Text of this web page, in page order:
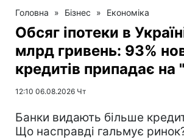
Головна » Бізнес » Економіка
Обсяг іпотеки в
млрд гривень: 93%
кредитів припадає
12:10 06.08.2026 Чт
Банки видають більше
Що насправді гальмує